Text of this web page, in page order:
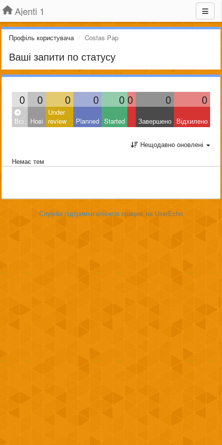
Ajenti 1
Профіль користувача Costas Pap
Ваші запити по статусу
0 0 0 0 0 0 0 0
Всі Нові
Under
review
Planned Started Завершено Відхилено
Нещодавно оновлені
Немає тем
Служба підтримки клієнтів працює на UserEcho